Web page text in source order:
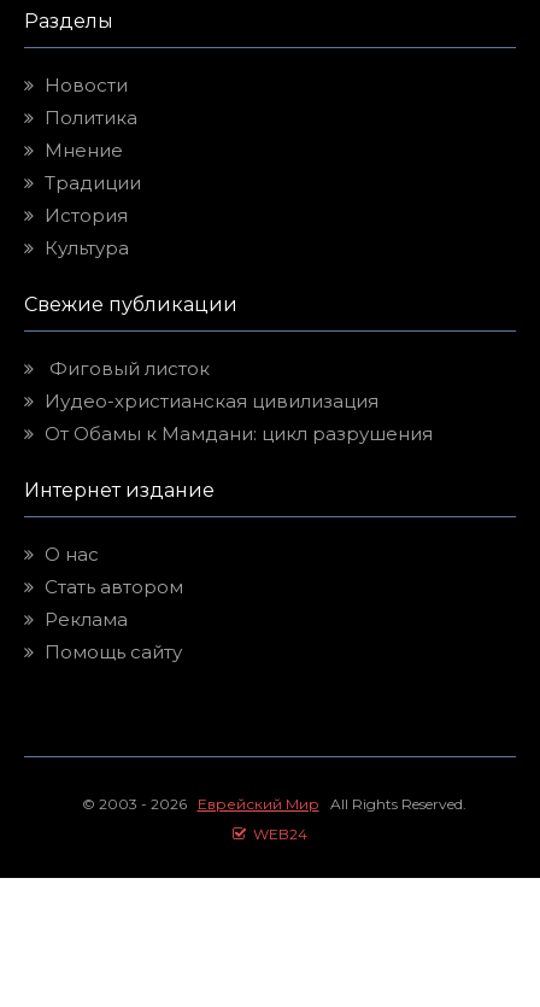
Разделы
Новости
Политика
Мнение
Традиции
История
Культура
Свежие публикации
Фиговый листок
Иудео-христианская цивилизация
От Обамы к Мамдани: цикл разрушения
Интернет издание
О нас
Стать автором
Реклама
Помощь сайту
© 2003 - 2026 Еврейский Мир All Rights Reserved.
WEB24